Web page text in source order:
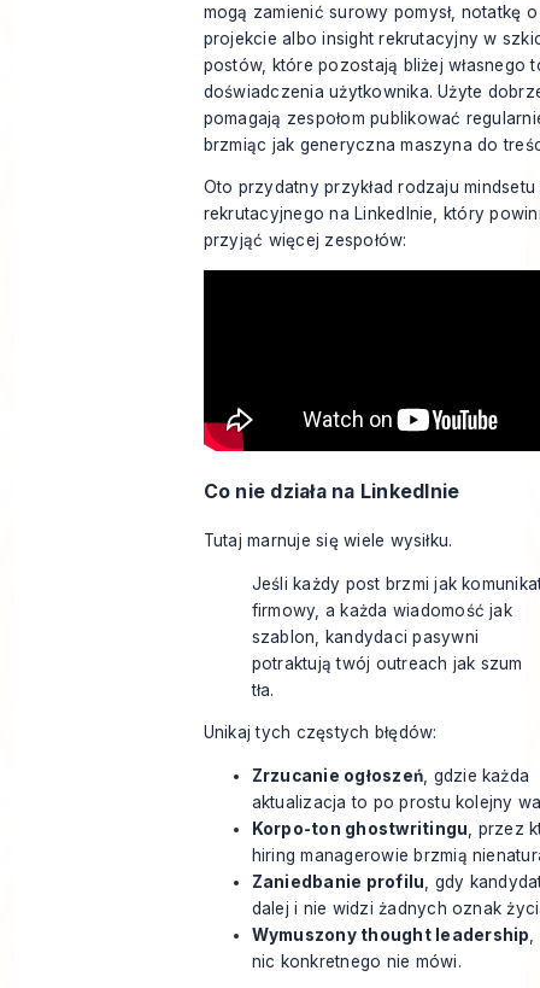
mogą zamienić surowy pomysł, notatkę o
projekcie albo insight rekrutacyjny w
postów, które pozostają bliżej własnego
doświadczenia użytkownika. Użyte
pomagają zespołom publikować
brzmiąc jak generyczna maszyna do
Oto przydatny przykład rodzaju mindsetu
rekrutacyjnego na LinkedInie, który
przyjąć więcej zespołów:
Co nie działa na LinkedInie
Tutaj marnuje się wiele wysiłku.
Jeśli każdy post brzmi jak
firmowy, a każda wiadomość jak
szablon, kandydaci pasywni
potraktują twój outreach jak szum
tła.
Unikaj tych częstych błędów:
Zrzucanie ogłoszeń , gdzie każda
aktualizacja to po prostu kolejny
Korpo-ton ghostwritingu , przez
hiring managerowie brzmią
Zaniedbanie profilu , gdy
dalej i nie widzi żadnych oznak
Wymuszony thought leadership
nic konkretnego nie mówi.